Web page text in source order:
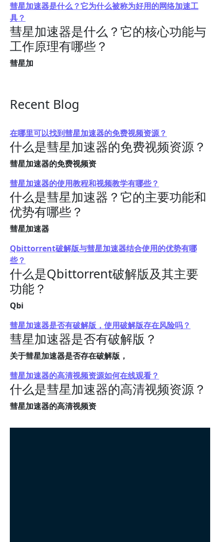
彗星加速器是什么？它为什么被称为好用的网络加速工
具？
彗星加速器是什么？它的核心功能与
工作原理有哪些？
彗星加
Recent Blog
在哪里可以找到彗星加速器的免费视频资源？
什么是彗星加速器的免费视频资源？
彗星加速器的免费视频资
彗星加速器的使用教程和视频教学有哪些？
什么是彗星加速器？它的主要功能和
优势有哪些？
彗星加速器
Qbittorrent破解版与彗星加速器结合使用的优势有哪
些？
什么是Qbittorrent破解版及其主要
功能？
Qbi
彗星加速器是否有破解版，使用破解版存在风险吗？
彗星加速器是否有破解版？
关于彗星加速器是否存在破解版，
彗星加速器的高清视频资源如何在线观看？
什么是彗星加速器的高清视频资源？
彗星加速器的高清视频资